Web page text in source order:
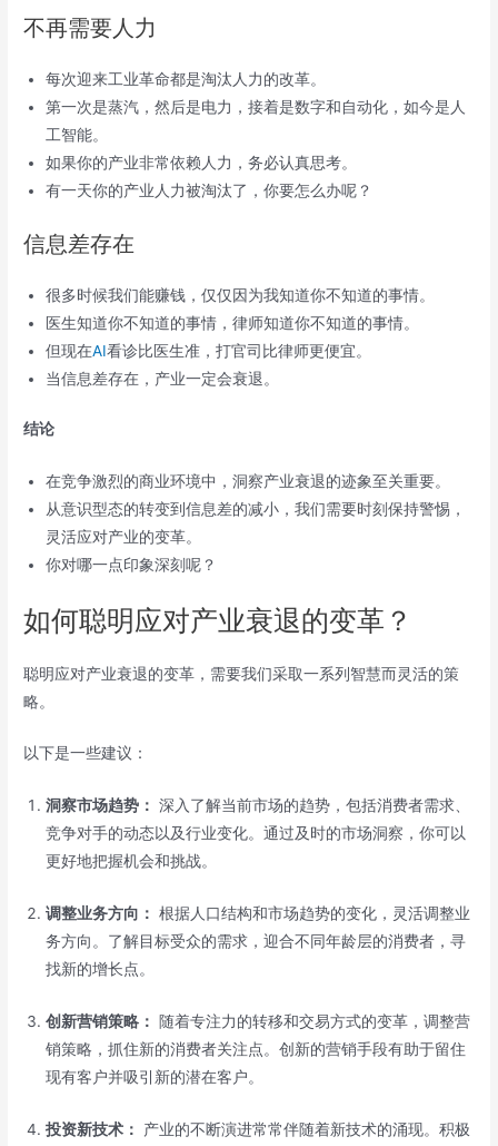
不再需要人力
每次迎来工业革命都是淘汰人力的改革。
第一次是蒸汽，然后是电力，接着是数字和自动化，如今是人
工智能。
如果你的产业非常依赖人力，务必认真思考。
有一天你的产业人力被淘汰了，你要怎么办呢？
信息差存在
很多时候我们能赚钱，仅仅因为我知道你不知道的事情。
医生知道你不知道的事情，律师知道你不知道的事情。
但现在AI看诊比医生准，打官司比律师更便宜。
当信息差存在，产业一定会衰退。
结论
在竞争激烈的商业环境中，洞察产业衰退的迹象至关重要。
从意识型态的转变到信息差的减小，我们需要时刻保持警惕，
灵活应对产业的变革。
你对哪一点印象深刻呢？
如何聪明应对产业衰退的变革？
聪明应对产业衰退的变革，需要我们采取一系列智慧而灵活的策
略。
以下是一些建议：
洞察市场趋势： 深入了解当前市场的趋势，包括消费者需求、
竞争对手的动态以及行业变化。通过及时的市场洞察，你可以
更好地把握机会和挑战。
调整业务方向： 根据人口结构和市场趋势的变化，灵活调整业
务方向。了解目标受众的需求，迎合不同年龄层的消费者，寻
找新的增长点。
创新营销策略：
随着专注力的转移和交易方式的变革，调整营
销策略，抓住新的消费者关注点。创新的营销手段有助于留住
现有客户并吸引新的潜在客户。
投资新技术：
产业的不断演进常常伴随着新技术的涌现。积极